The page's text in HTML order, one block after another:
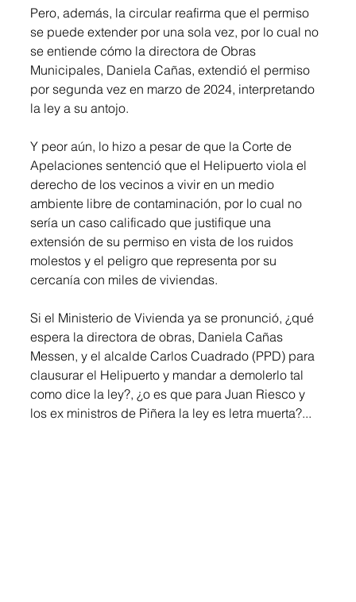
Pero, además, la circular reafirma que el permiso
se puede extender por una sola vez, por lo cual no
se entiende cómo la directora de Obras
Municipales, Daniela Cañas, extendió el permiso
por segunda vez en marzo de 2024, interpretando
la ley a su antojo.
Y peor aún, lo hizo a pesar de que la Corte de
Apelaciones sentenció que el Helipuerto viola el
derecho de los vecinos a vivir en un medio
ambiente libre de contaminación, por lo cual no
sería un caso calificado que justifique una
extensión de su permiso en vista de los ruidos
molestos y el peligro que representa por su
cercanía con miles de viviendas.
Si el Ministerio de Vivienda ya se pronunció, ¿qué
espera la directora de obras, Daniela Cañas
Messen, y el alcalde Carlos Cuadrado (PPD) para
clausurar el Helipuerto y mandar a demolerlo tal
como dice la ley?, ¿o es que para Juan Riesco y
los ex ministros de Piñera la ley es letra muerta?...